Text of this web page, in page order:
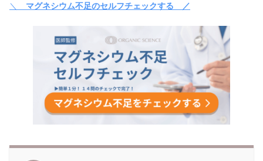
＼ マグネシウム不足のセルフチェックする ／